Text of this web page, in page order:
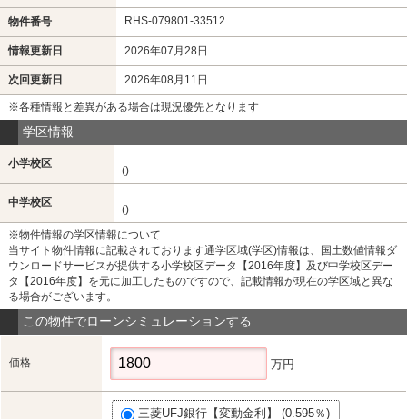
物件番号 RHS-079801-33512
情報更新日 2026年07月28日
次回更新日 2026年08月11日
※各種情報と差異がある場合は現況優先となります
学区情報
小学校区
()
中学校区
()
※物件情報の学区情報について
当サイト物件情報に記載されております通学区域(学区)情報は、国土数値情報ダ
ウンロードサービスが提供する小学校区データ【2016年度】及び中学校区デー
タ【2016年度】を元に加工したものですので、記載情報が現在の学区域と異な
る場合がございます。
この物件でローンシミュレーションする
価格 万円
三菱UFJ銀行【変動金利】 (0.595％)